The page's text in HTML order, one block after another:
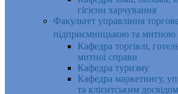
гігієни харчування
Факультет управління
підприємницькою та митною
Кафедра торгівлі,
митної справи
Кафедра туризму
Кафедра маркетингу,
та клієнтським досвідом